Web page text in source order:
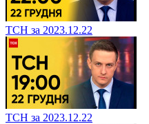
ТСН за 2023.12.22
ТСН за 2023.12.22